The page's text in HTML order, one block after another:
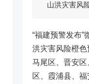
山洪灾害风
“福建预警发布
洪灾害风险橙色
马尾区、晋安
区、霞浦县、